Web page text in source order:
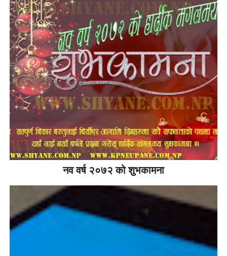
नव वर्ष २०७२ को शुभकामना